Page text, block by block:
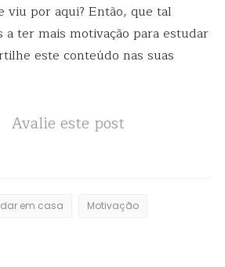
viu por aqui? Então, que tal
a ter mais motivação para estudar
este conteúdo nas suas
Avalie este post
em casa Motivação